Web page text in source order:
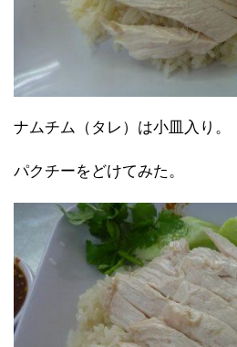
ナムチム（タレ）は小皿入り。
パクチーをどけてみた。